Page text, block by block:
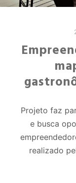
Projeto faz
e busca
realizado